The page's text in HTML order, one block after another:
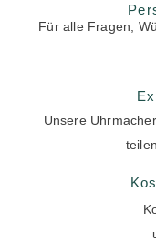
Für alle Fragen,
Unsere